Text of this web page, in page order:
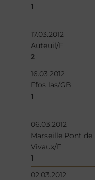
1
17.03.2012
Auteuil/F
2
16.03.2012
Ffos las/GB
1
06.03.2012
Marseille Pont de
Vivaux/F
1
02.03.2012